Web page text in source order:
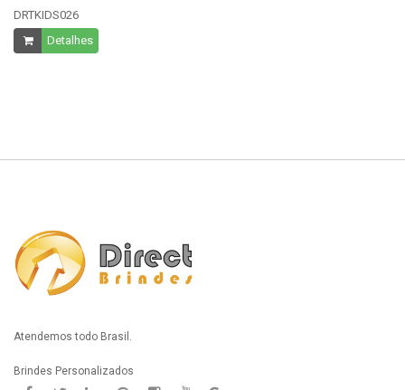
DRTKIDS026
Detalhes
Atendemos todo Brasil.
Brindes Personalizados